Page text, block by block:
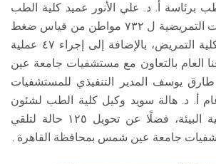
برئاسة أ. د. علي الأنور عميد كلية الطب
وكذلك تقديم الخدمات التمريضية ل ٧٣٢ مواطن من قياس ضغط
وسكر بالتعاون مع كلية التمريض، بالإضافة إلى إجراء ٤٧ عملية
العام بالتعاون مع مستشفيات جامعة عين
يوسف المدير التنفيذي للمستشفيات
أ. د. هالة سويد وكيل كلية الطب لشئون
خدمة المجتمع وتنمية البيئة، فضلًا عن تحويل ١٢٥ حالة لتلقي
جامعة عين شمس بمحافظة القاهرة .